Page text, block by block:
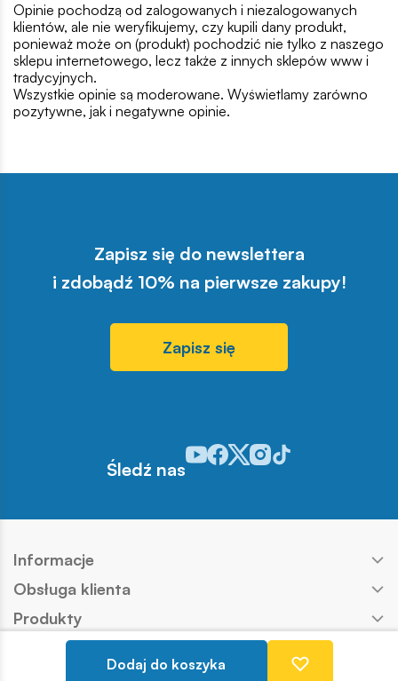
Dodaj do koszyka
Opinie pochodzą od zalogowanych i niezalogowanych
klientów, ale nie weryfikujemy, czy kupili dany produkt,
ponieważ może on (produkt) pochodzić nie tylko z naszego
sklepu internetowego, lecz także z innych sklepów www i
tradycyjnych.
Wszystkie opinie są moderowane. Wyświetlamy zarówno
pozytywne, jak i negatywne opinie.
Zapisz się do newslettera
i zdobądź 10% na pierwsze zakupy!
Zapisz się
Śledź nas
Odwiedź nasz profil w serwisie
Odwiedź nasz profil w serwisie
Odwiedź nasz profil w
Odwiedź nasz profil w
Odwiedź nasz profil
Informacje
Obsługa klienta
Produkty
Kontakt